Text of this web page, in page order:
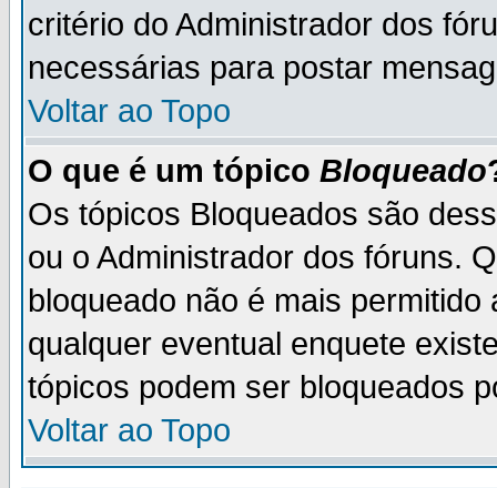
critério do Administrador dos
necessárias para postar
Voltar ao Topo
O que é um tópico Bloqueado
Os tópicos Bloqueados são
ou o Administrador dos fóruns.
bloqueado não é mais
qualquer eventual enquete
tópicos podem ser bloqueados
Voltar ao Topo